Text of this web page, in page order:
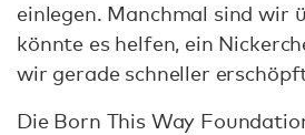
einlegen. Manchmal sind wir
könnte es helfen, ein
wir gerade schneller
Die Born This Way